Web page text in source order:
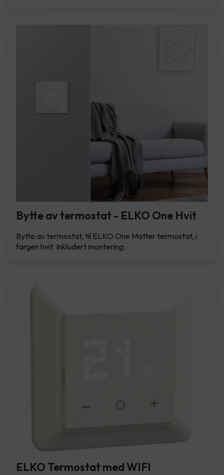
Bytte av termostat - ELKO One Hvit
Bytte av termostat, til ELKO One Matter termostat, i
fargen hvit. Inkludert montering.
ELKO Termostat med WIFI